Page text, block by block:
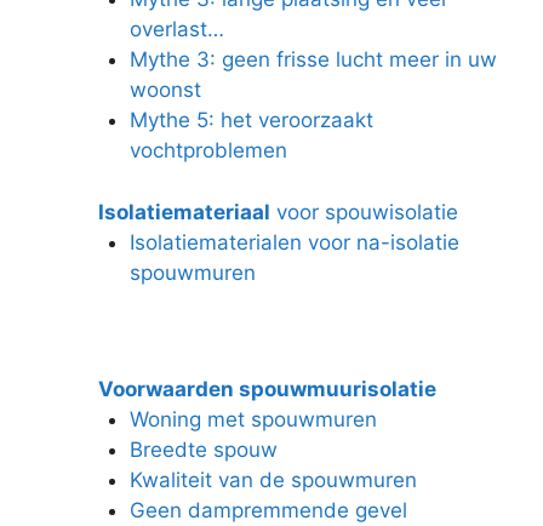
overlast…
Mythe 3: geen frisse lucht meer in uw
woonst
Mythe 5: het veroorzaakt
vochtproblemen
Isolatiemateriaal voor spouwisolatie
Isolatiematerialen voor na-isolatie
spouwmuren
Voorwaarden spouwmuurisolatie
Woning met spouwmuren
Breedte spouw
Kwaliteit van de spouwmuren
Geen dampremmende gevel